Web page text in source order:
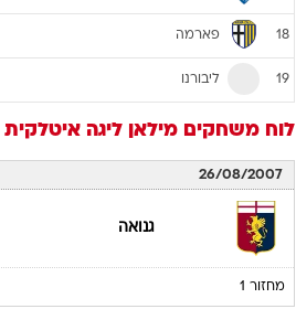
18 פארמה
19 ליבורנו
לוח משחקים מילאן ליגה איטלקית 2007/08
26/08/2007
גנואה
מחזור 1